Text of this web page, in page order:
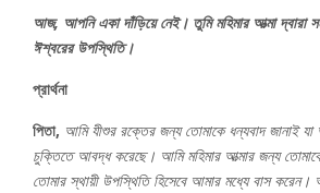
আজ, আপনি একা দাঁড়িয়ে নেই। তুমি মহিমার আত্মা দ্বারা
ঈশ্বরের উপস্থিতি।
প্রার্থনা
পিতা, আমি যীশুর রক্তের জন্য তোমাকে ধন্যবাদ জানাই যা
চুক্তিতে আবদ্ধ করেছে। আমি মহিমার আত্মার জন্য তোমাকে
তোমার স্থায়ী উপস্থিতি হিসেবে আমার মধ্যে বাস